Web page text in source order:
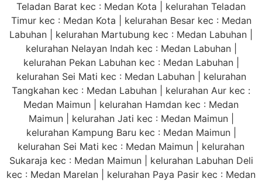
Teladan Barat kec : Medan Kota | kelurahan Teladan
Timur kec : Medan Kota | kelurahan Besar kec : Medan
Labuhan | kelurahan Martubung kec : Medan Labuhan |
kelurahan Nelayan Indah kec : Medan Labuhan |
kelurahan Pekan Labuhan kec : Medan Labuhan |
kelurahan Sei Mati kec : Medan Labuhan | kelurahan
Tangkahan kec : Medan Labuhan | kelurahan Aur kec :
Medan Maimun | kelurahan Hamdan kec : Medan
Maimun | kelurahan Jati kec : Medan Maimun |
kelurahan Kampung Baru kec : Medan Maimun |
kelurahan Sei Mati kec : Medan Maimun | kelurahan
Sukaraja kec : Medan Maimun | kelurahan Labuhan Deli
kec : Medan Marelan | kelurahan Paya Pasir kec : Medan